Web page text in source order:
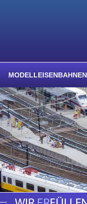
MODELLEISENBAHNEN